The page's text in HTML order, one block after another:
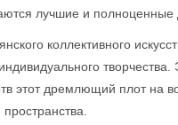
лучшие и полноценные
коллективного
этот дремлющий плот на